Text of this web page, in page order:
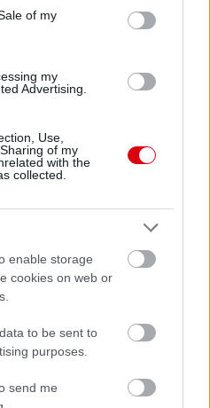
of my
my
Advertising.
Use,
of my
with the
collected.
enable storage
cookies on web or
to be sent to
purposes.
send me
Manchester